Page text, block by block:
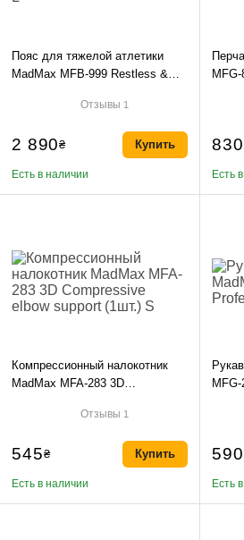
Пояс для тяжелой атлетики
MadMax MFB-999 Restless &
Отзывы 1
2 890₴
Есть в наличии
Купить 830
Есть
Компрессионный налокотник
MadMax MFA-283 3D
Отзывы 1
545₴
Есть в наличии
Купить 590
Есть